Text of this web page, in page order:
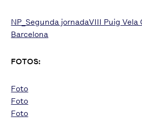
NP_Segunda jornadaVIII Puig Vela
Barcelona
FOTOS:
Foto
Foto
Foto